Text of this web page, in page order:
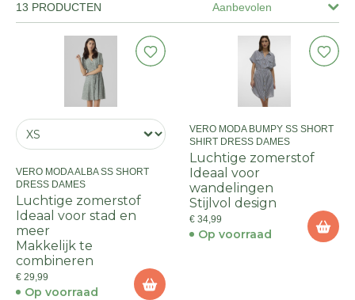
Aanbevolen
13 PRODUCTEN
VERO MODA ALBA SS SHORT
DRESS DAMES
Luchtige zomerstof
Ideaal voor stad en
meer
Makkelijk te
combineren
€ 29,99
Op voorraad
VERO MODA BUMPY SS SHORT
SHIRT DRESS DAMES
Luchtige zomerstof
Ideaal voor
wandelingen
Stijlvol design
€ 34,99
Op voorraad